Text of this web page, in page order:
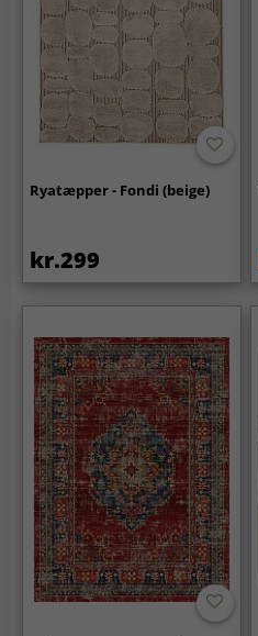
Ryatæpper - Fondi (beige)
kr.299